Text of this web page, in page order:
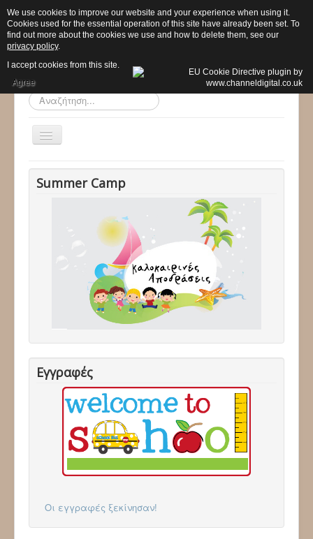
Αναζήτηση...
Εναλλαγή
Αρχική
Προ - Νηπιαγωγείο
Προγράμματα
Δραστηριότητες
Ανακοινώσεις
Summer Camp
Εγγραφές
Οι εγγραφές ξεκίνησαν!
We use cookies to improve our website and your experience when using it.
Cookies used for the essential operation of this site have already been set. To
find out more about the cookies we use and how to delete them, see our
privacy policy.
I accept cookies from this site.
Agree